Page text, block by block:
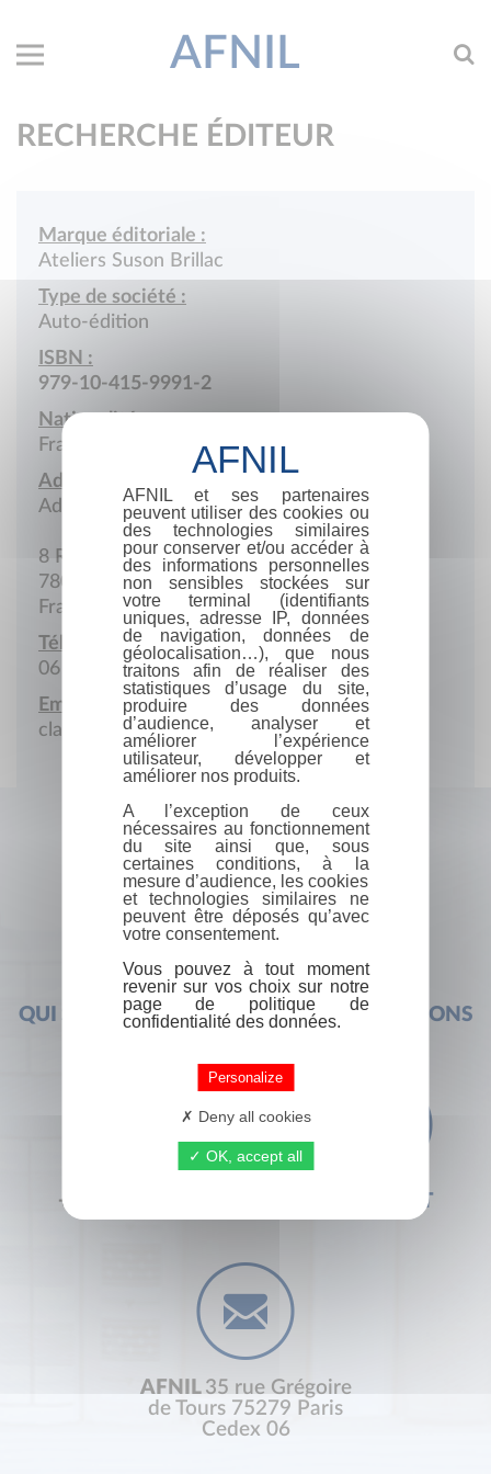
AFNIL
RECHERCHE ÉDITEUR
Marque éditoriale :
Ateliers Suson Brillac
Type de société :
Auto-édition
ISBN :
979-10-415-9991-2
Nationalité :
France
Adresse :
Adresse postale
8 Rue d'Anjou
78000 Versailles
France
Téléphone portable :
06 09 33 20 27
Email :
claire.images@gmail.com
QUI SOMMES-NOUS ? FOIRE AUX QUESTIONS
+33 (0) 1 44 41 29 19 CONTACT
AFNIL 35 rue Grégoire
de Tours 75279 Paris
Cedex 06
AFNIL et ses partenaires
peuvent utiliser des cookies ou
des technologies similaires
pour conserver et/ou accéder à
des informations personnelles
non sensibles stockées sur
votre terminal (identifiants
uniques, adresse IP, données
de navigation, données de
géolocalisation…), que nous
traitons afin de réaliser des
statistiques d’usage du site,
produire des données
d’audience, analyser et
améliorer l’expérience
utilisateur, développer et
améliorer nos produits.
A l’exception de ceux
nécessaires au fonctionnement
du site ainsi que, sous
certaines conditions, à la
mesure d’audience, les cookies
et technologies similaires ne
peuvent être déposés qu’avec
votre consentement.
Vous pouvez à tout moment
revenir sur vos choix sur notre
page de politique de
confidentialité des données.
Personalize
Deny all cookies
OK, accept all